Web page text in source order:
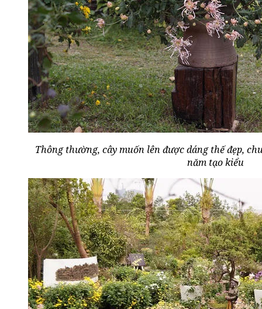
Thông thường, cây muốn lên được dáng thế đẹp,
năm tạo kiểu